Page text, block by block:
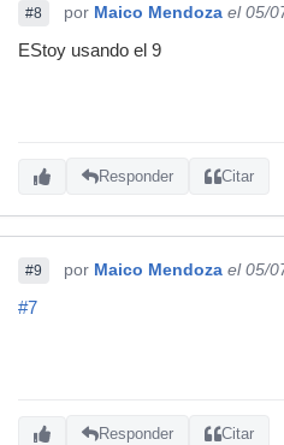
#8 por Maico Mendoza el 05/
EStoy usando el 9
Responder Citar
#9 por Maico Mendoza el 05/
#7
Responder Citar